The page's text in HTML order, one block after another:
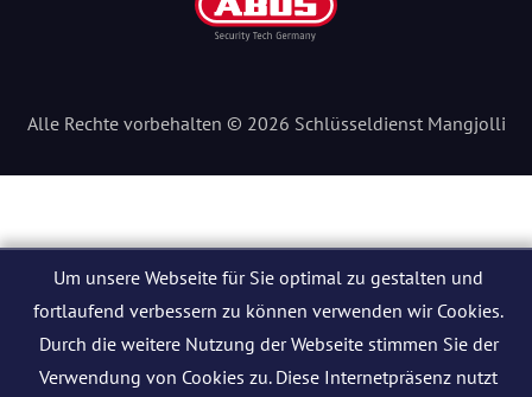
Alle Rechte vorbehalten © 2026 Schlüsseldienst Mangjolli
Um unsere Webseite für Sie optimal zu gestalten und
fortlaufend verbessern zu können verwenden wir Cookies.
Durch die weitere Nutzung der Webseite stimmen Sie der
Verwendung von Cookies zu. Diese Internetpräsenz nutzt